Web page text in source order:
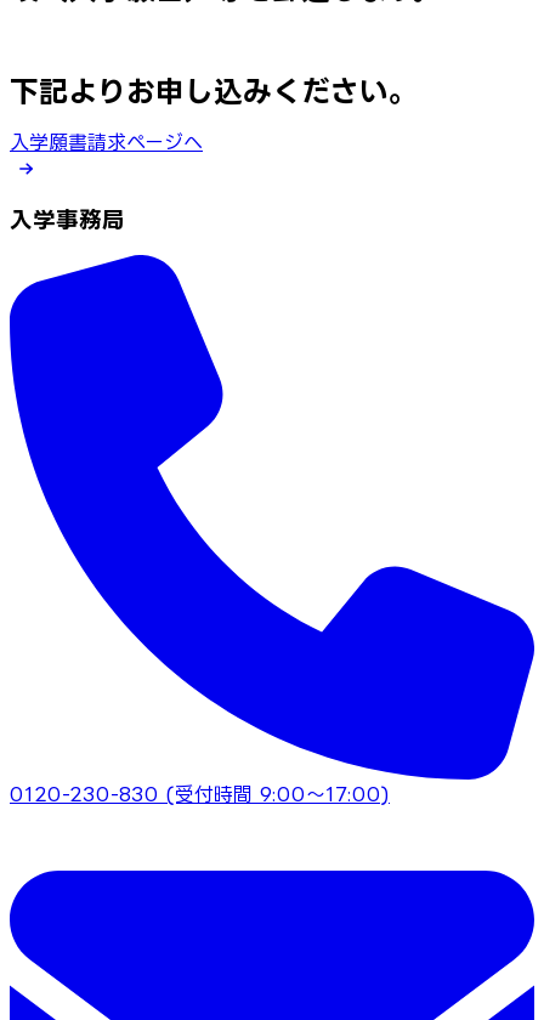
下記よりお申し込みください。
入学願書請求ページへ
入学事務局
0120-230-830 (受付時間 9:00～17:00)